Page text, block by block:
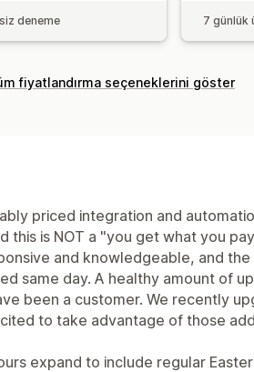
deneme 7 günlük
fiyatlandırma seçeneklerini göster
priced integration and
this is NOT a "you get what you
and knowledgeable, and
same day. A healthy amount of
been a customer. We recently
to take advantage of those
expand to include regular